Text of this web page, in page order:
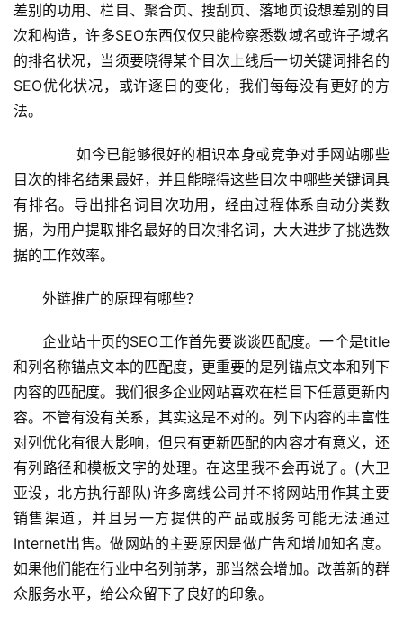
差别的功用、栏目、聚合页、搜刮页、落地页设想差别的目
次和构造，许多SEO东西仅仅只能检察悉数域名或许子域名
的排名状况，当须要晓得某个目次上线后一切关键词排名的
SEO优化状况，或许逐日的变化，我们每每没有更好的方
法。
如今已能够很好的相识本身或竞争对手网站哪些
目次的排名结果最好，并且能晓得这些目次中哪些关键词具
有排名。导出排名词目次功用，经由过程体系自动分类数
据，为用户提取排名最好的目次排名词，大大进步了挑选数
据的工作效率。
外链推广的原理有哪些？
企业站十页的SEO工作首先要谈谈匹配度。一个是title
和列名称锚点文本的匹配度，更重要的是列锚点文本和列下
内容的匹配度。我们很多企业网站喜欢在栏目下任意更新内
容。不管有没有关系，其实这是不对的。列下内容的丰富性
对列优化有很大影响，但只有更新匹配的内容才有意义，还
有列路径和模板文字的处理。在这里我不会再说了。(大卫
亚设，北方执行部队)许多离线公司并不将网站用作其主要
销售渠道，并且另一方提供的产品或服务可能无法通过
Internet出售。做网站的主要原因是做广告和增加知名度。
如果他们能在行业中名列前茅，那当然会增加。改善新的群
众服务水平，给公众留下了良好的印象。